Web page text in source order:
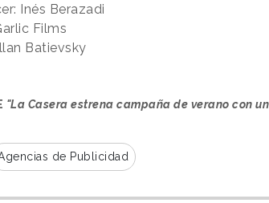
Inés Berazadi
Films
Batievsky
"La Casera estrena campaña de verano con
de Publicidad